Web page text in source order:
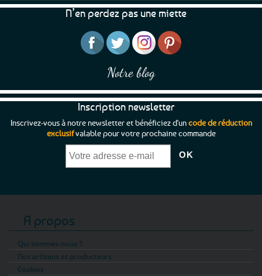
N’en perdez pas une miette
Notre blog
Inscription newsletter
Inscrivez-vous à notre newsletter et bénéficiez d'uncode de réduction
exclusifvalable pour votre prochaine commande
A propos
Qui sommes-nous ?
Nos artisans et producteurs
Cookies